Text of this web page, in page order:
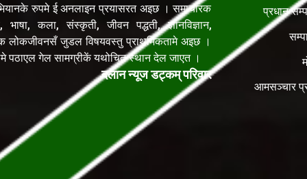
रुपमे ई अनलाइन प्रयासरत अइछ । समाचारक
भाषा, कला, संस्कृती, जीवन पद्धती, ज्ञानविज्ञान,
लोकजीवनसँ जुडल विषयवस्तु प्राथमिकतामे अइछ ।
पठाएल गेल सामग्रीकें यथोचित स्थान देल जाएत ।
दलान न्यूज डट्कम् परिवार
प्रधान
आमसञ्चार